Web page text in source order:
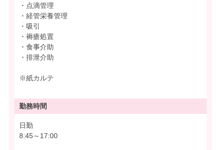
・点滴管理
・経管栄養管理
・吸引
・褥瘡処置
・食事介助
・排泄介助
※紙カルテ
勤務時間
日勤
8:45～17:00